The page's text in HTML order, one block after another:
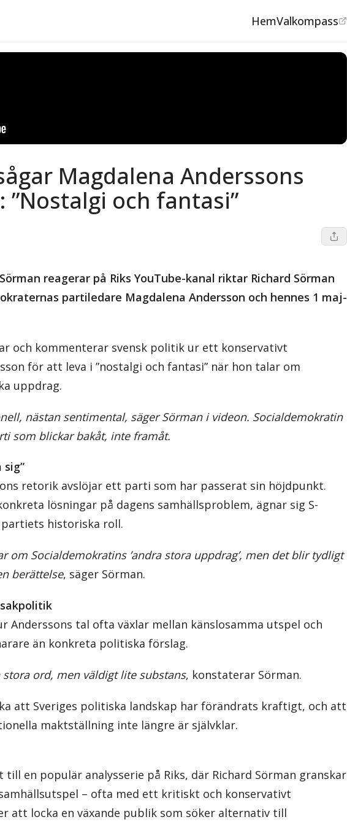
HemValkompass
Magdalena Anderssons
och fantasi”
reagerar på Riks YouTube-kanal riktar Richard Sörman
partiledare Magdalena Andersson och hennes 1 maj-
och kommenterar svensk politik ur ett konservativt
för att leva i ”nostalgi och fantasi” när hon talar om
uppdrag.
nästan sentimental, säger Sörman i videon. Socialdemokratin
som blickar bakåt, inte framåt.
retorik avslöjar ett parti som har passerat sin höjdpunkt.
lösningar på dagens samhällsproblem, ägnar sig S-
historiska roll.
om Socialdemokratins ’andra stora uppdrag’, men det blir tydligt
berättelse, säger Sörman.
Anderssons tal ofta växlar mellan känslosamma utspel och
än konkreta politiska förslag.
ord, men väldigt lite substans, konstaterar Sörman.
att Sveriges politiska landskap har förändrats kraftigt, och att
maktställning inte längre är självklar.
till en populär analysserie på Riks, där Richard Sörman granskar
– ofta med ett kritiskt och konservativt
att locka en växande publik som söker alternativ till